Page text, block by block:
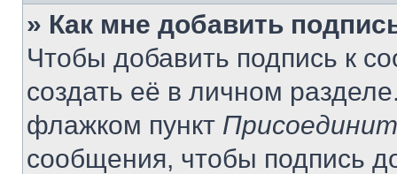
» Как мне добавить
Чтобы добавить подпись к
создать её в личном
флажком пункт
сообщения, чтобы подпись